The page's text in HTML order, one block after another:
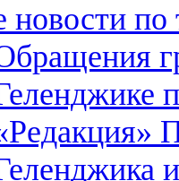
новости по